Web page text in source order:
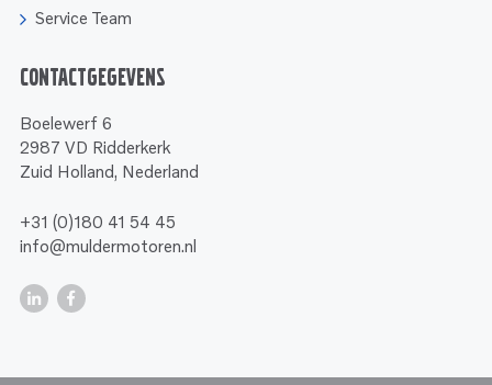
Service Team
Contactgegevens
Boelewerf 6
2987 VD Ridderkerk
Zuid Holland, Nederland
+31 (0)180 41 54 45
info@muldermotoren.nl